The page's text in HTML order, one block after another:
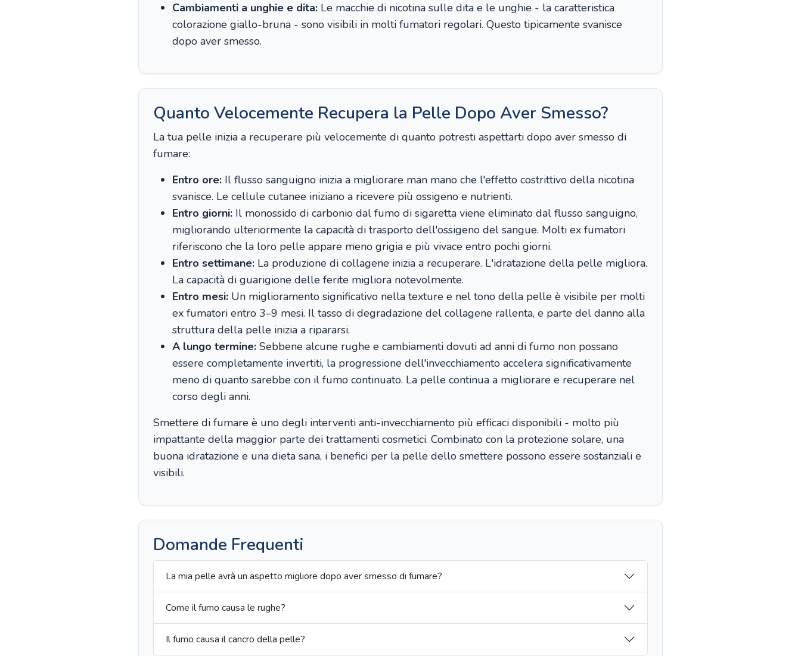
Cambiamenti a unghie e dita: Le macchie di nicotina sulle dita e le unghie - la caratteristica
colorazione giallo-bruna - sono visibili in molti fumatori regolari. Questo tipicamente svanisce
dopo aver smesso.
Quanto Velocemente Recupera la Pelle Dopo Aver Smesso?
La tua pelle inizia a recuperare più velocemente di quanto potresti aspettarti dopo aver smesso di
fumare:
Entro ore: Il flusso sanguigno inizia a migliorare man mano che l'effetto costrittivo della nicotina
svanisce. Le cellule cutanee iniziano a ricevere più ossigeno e nutrienti.
Entro giorni: Il monossido di carbonio dal fumo di sigaretta viene eliminato dal flusso sanguigno,
migliorando ulteriormente la capacità di trasporto dell'ossigeno del sangue. Molti ex fumatori
riferiscono che la loro pelle appare meno grigia e più vivace entro pochi giorni.
Entro settimane: La produzione di collagene inizia a recuperare. L'idratazione della pelle migliora.
La capacità di guarigione delle ferite migliora notevolmente.
Entro mesi: Un miglioramento significativo nella texture e nel tono della pelle è visibile per molti
ex fumatori entro 3–9 mesi. Il tasso di degradazione del collagene rallenta, e parte del danno alla
struttura della pelle inizia a ripararsi.
A lungo termine: Sebbene alcune rughe e cambiamenti dovuti ad anni di fumo non possano
essere completamente invertiti, la progressione dell'invecchiamento accelera significativamente
meno di quanto sarebbe con il fumo continuato. La pelle continua a migliorare e recuperare nel
corso degli anni.
Smettere di fumare è uno degli interventi anti-invecchiamento più efficaci disponibili - molto più
impattante della maggior parte dei trattamenti cosmetici. Combinato con la protezione solare, una
buona idratazione e una dieta sana, i benefici per la pelle dello smettere possono essere sostanziali e
visibili.
Domande Frequenti
La mia pelle avrà un aspetto migliore dopo aver smesso di fumare?
Come il fumo causa le rughe?
Il fumo causa il cancro della pelle?